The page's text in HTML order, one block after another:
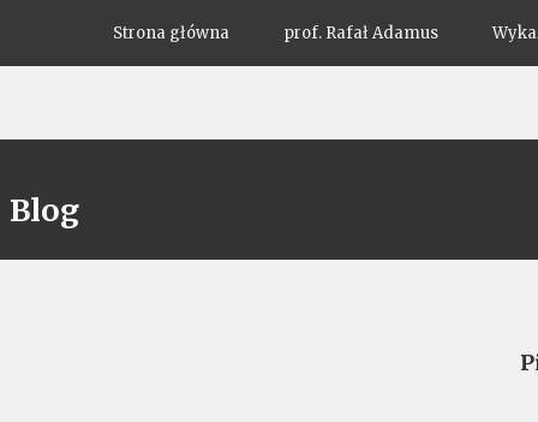
Strona główna prof. Rafał Adamus
Blog